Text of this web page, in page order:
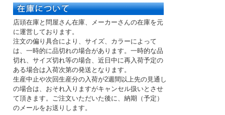
店頭在庫と問屋さん在庫、メーカーさんの在庫を元
に運営しております。
注文の偏り具合により、サイズ、カラーによって
は、一時的に品切れの場合があります。一時的な品
切れ、サイズ切れ等の場合、近日中に再入荷予定の
ある場合は入荷次第の発送となります。
生産中止や次回生産分の入荷が2週間以上先の見通し
の場合は、おそれ入りますがキャンセル扱いとさせ
て頂きます。ご注文いただいた後に、納期（予定）
のメールをお送りします。